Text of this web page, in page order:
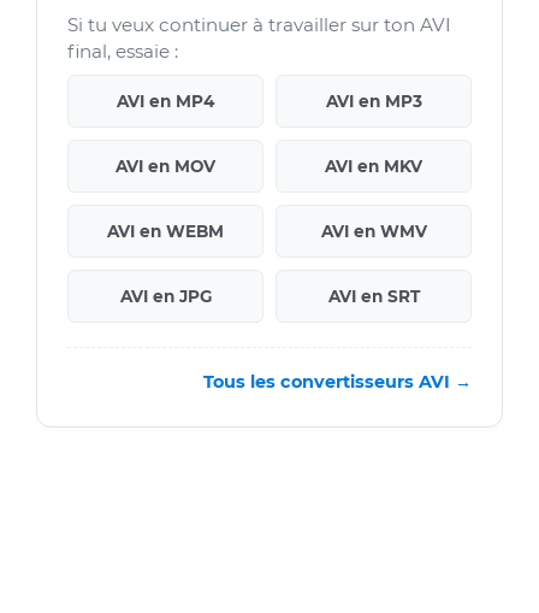
Si tu veux continuer à travailler sur ton AVI
final, essaie :
AVI en MP4 AVI en MP3
AVI en MOV AVI en MKV
AVI en WEBM AVI en WMV
AVI en JPG AVI en SRT
Tous les convertisseurs AVI →